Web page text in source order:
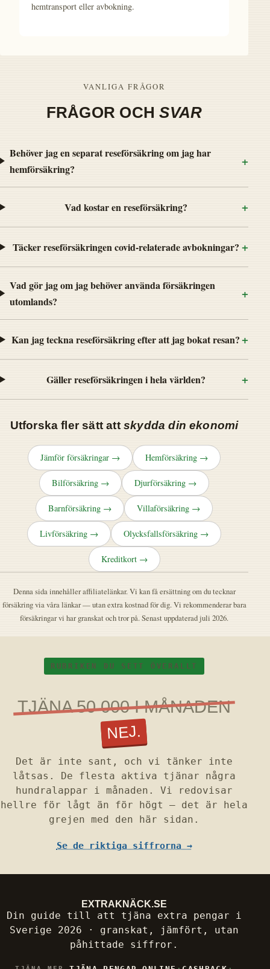
hemtransport eller avbokning.
VANLIGA FRÅGOR
FRÅGOR OCHSVAR
Behöver jag en separat reseförsäkring om jag har
hemförsäkring?
+
Vad kostar en reseförsäkring? +
Täcker reseförsäkringen covid-relaterade avbokningar? +
Vad gör jag om jag behöver använda försäkringen
utomlands?
+
Kan jag teckna reseförsäkring efter att jag bokat resan?+
Gäller reseförsäkringen i hela världen? +
Utforska fler sätt attskydda din ekonomi
Jämför försäkringar → Hemförsäkring →
Bilförsäkring → Djurförsäkring →
Barnförsäkring → Villaförsäkring →
Livförsäkring → Olycksfallsförsäkring →
Kreditkort →
Denna sida innehåller affiliatelänkar. Vi kan få ersättning om du tecknar
försäkring via våra länkar — utan extra kostnad för dig. Vi rekommenderar bara
försäkringar vi har granskat och tror på. Senast uppdaterad juli 2026.
RUBRIKEN DU SETT ÖVERALLT
TJÄNA 50 000 I MÅNADEN
NEJ.
Det är inte sant, och vi tänker inte
låtsas. De flesta aktiva tjänar några
hundralappar i månaden. Vi redovisar
hellre för lågt än för högt — det är hela
grejen med den här sidan.
Se de riktiga siffrorna →
EXTRAKNÄCK.SE
Din guide till att tjäna extra pengar i
Sverige 2026 · granskat, jämfört, utan
påhittade siffror.